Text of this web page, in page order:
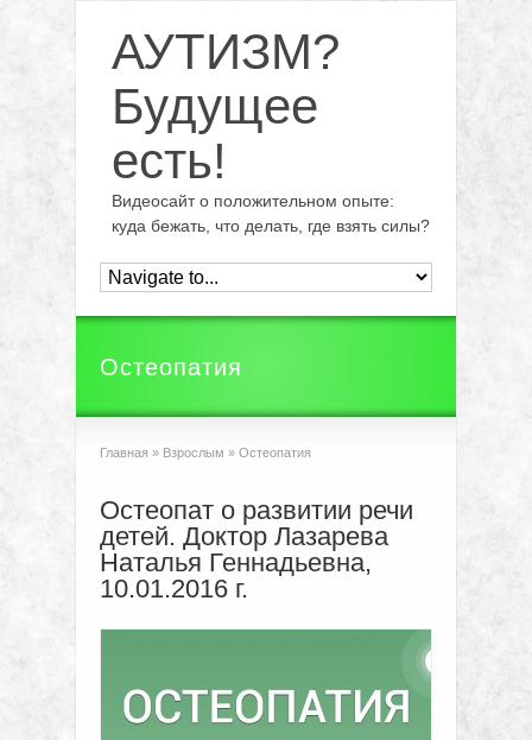
АУТИЗМ?
Будущее
есть!
Видеосайт о положительном опыте:
куда бежать, что делать, где взять силы?
Остеопатия
Главная » Взрослым » Остеопатия
Остеопат о развитии речи
детей. Доктор Лазарева
Наталья Геннадьевна,
10.01.2016 г.